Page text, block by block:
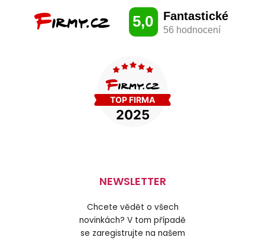
NEWSLETTER
Chcete vědět o všech
novinkách? V tom případě
se zaregistrujte na našem